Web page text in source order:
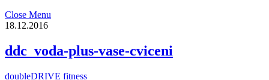
Close Menu
18.12.2016
ddc_voda-plus-vase-cviceni
doubleDRIVE fitness